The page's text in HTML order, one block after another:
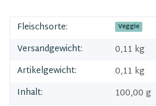
Fleischsorte: Veggie
Versandgewicht:
0,11 kg
Artikelgewicht:
0,11 kg
Inhalt:
100,00 g